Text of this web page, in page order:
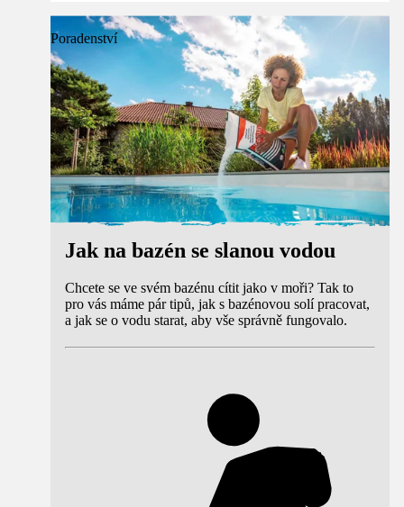
Poradenství
Jak na bazén se slanou vodou
Chcete se ve svém bazénu cítit jako v moři? Tak to
pro vás máme pár tipů, jak s bazénovou solí pracovat,
a jak se o vodu starat, aby vše správně fungovalo.